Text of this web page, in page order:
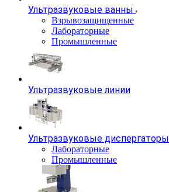
Ультразвуковые ванны
Взрывозащищенные
Лабораторные
Промышленные
Ультразвуковые линии
Ультразвуковые диспергаторы
Лабораторные
Промышленные